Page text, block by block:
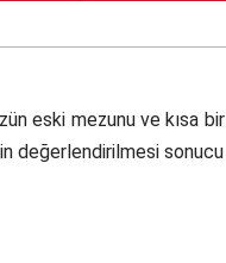
eski mezunu ve kısa
değerlendirilmesi